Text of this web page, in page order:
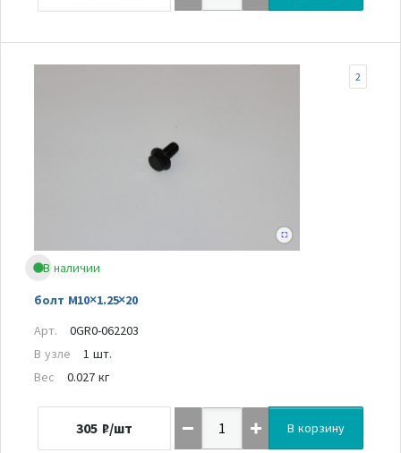
В наличии
болт M10×1.25×20
2
Арт.
0GR0-062203
В узле
1 шт.
Вес
0.027 кг
305 ₽/шт В корзину